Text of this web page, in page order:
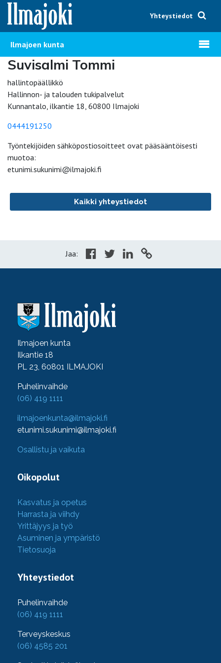
Hyppää sisältöön
Yhteystiedot
Ilmajoen kunta Avaa
Suvisalmi Tommi
hallintopäällikkö
Hallinnon- ja talouden tukipalvelut
Kunnantalo, ilkantie 18, 60800 Ilmajoki
0444191250
Työntekijöiden sähköpostiosoitteet ovat pääsääntöisesti
muotoa:
etunimi.sukunimi@ilmajoki.fi
Kaikki yhteystiedot
Jaa:
Ilmajoen kunta
Ilkantie 18
PL 23, 60801 ILMAJOKI
Puhelinvaihde
(06) 419 1111
ilmajoenkunta@ilmajoki.fi
etunimi.sukunimi@ilmajoki.fi
Osallistu ja vaikuta
Oikopolut
Kasvatus ja opetus
Harrasta ja viihdy
Yrittäjyys ja työ
Asuminen ja ympäristö
Tietosuoja
Yhteystiedot
Puhelinvaihde
(06) 419 1111
Terveyskeskus
(06) 4585 201